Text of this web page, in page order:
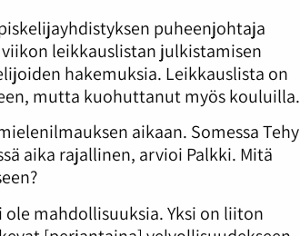
puheenjohtaja
leikkauslistan julkistamisen
hakemuksia. Leikkauslista on
mutta kuohuttanut myös kouluilla.
aikaan. Somessa Tehy
aika rajallinen, arvioi Palkki. Mitä
mahdollisuuksia. Yksi on liiton